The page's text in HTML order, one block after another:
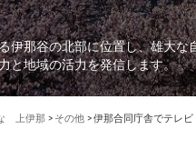
伊那谷の北部に位置し、雄大
と地域の活力を発信します。
上伊那 > その他 >伊那合同庁舎でテレビ